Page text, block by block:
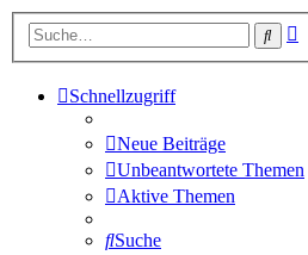
Suche
Schnellzugriff
Neue Beiträge
Unbeantwortete Themen
Aktive Themen
Suche